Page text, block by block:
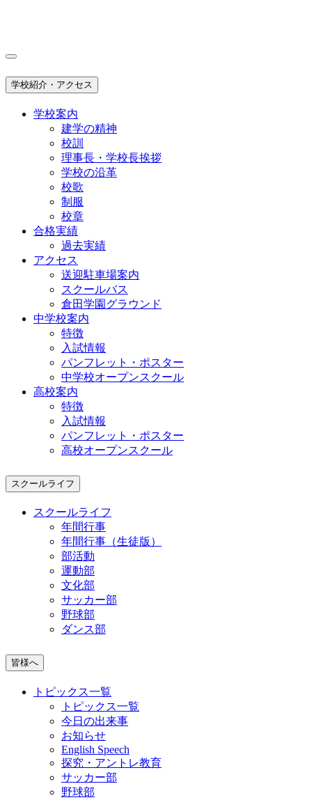
学校紹介・アクセス
学校案内
建学の精神
校訓
理事長・学校長挨拶
学校の沿革
校歌
制服
校章
合格実績
過去実績
アクセス
送迎駐車場案内
スクールバス
倉田学園グラウンド
中学校案内
特徴
入試情報
パンフレット・ポスター
中学校オープンスクール
高校案内
特徴
入試情報
パンフレット・ポスター
高校オープンスクール
スクールライフ
スクールライフ
年間行事
年間行事（生徒版）
部活動
運動部
文化部
サッカー部
野球部
ダンス部
皆様へ
トピックス一覧
トピックス一覧
今日の出来事
お知らせ
English Speech
探究・アントレ教育
サッカー部
野球部